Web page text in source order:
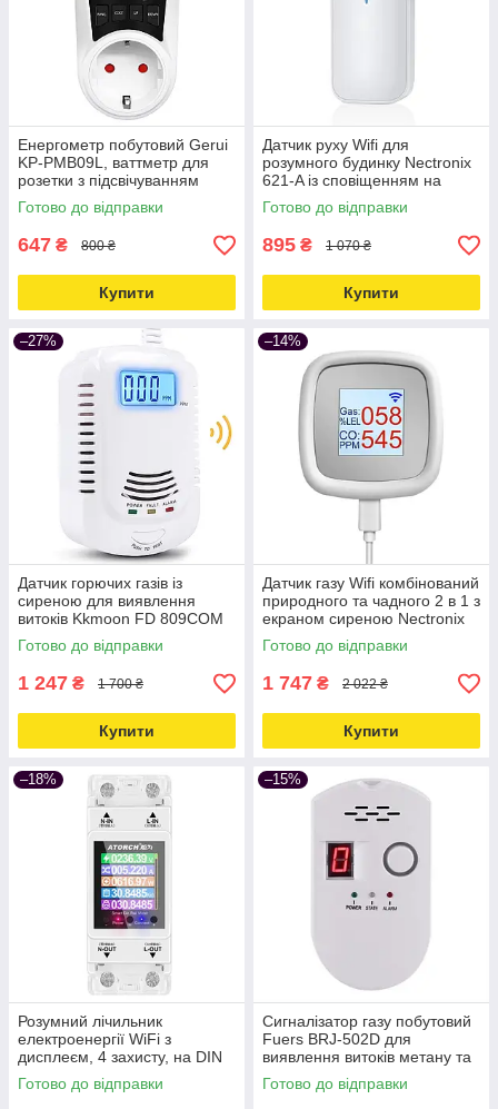
Енергометр побутовий Gerui
KP-PMB09L, ваттметр для
розетки з підсвічуванням
дисплея, білий Love&Life -
online-multimarket-
Готово до відправки
647 ₴ 800 ₴
Купити
Датчик руху Wifi для
розумного будинку Nectronix
621-A із сповіщенням на
смартфон Love&Life -online-
multimarket-
Готово до відправки
895 ₴ 1 070 ₴
Купити
–27%
Датчик горючих газів із
сиреною для виявлення
витоків Kkmoon FD 809COM
Love&Life -online-multimarket-
Готово до відправки
1 247 ₴ 1 700 ₴
Купити
–14%
Датчик газу Wifi комбінований
природного та чадного 2 в 1 з
екраном сиреною Nectronix
GLD-20 Love&Life -online-
multimarket-
Готово до відправки
1 747 ₴ 2 022 ₴
Купити
–18%
Розумний лічильник
електроенергії WiFi з
дисплеєм, 4 захисту, на DIN
рейку 100А Atorch AT2PW
Love&Life -online-multimarket-
Готово до відправки
–15%
Сигналізатор газу побутовий
Fuers BRJ-502D для
виявлення витоків метану та
пропан-бутану Love&Life -
online-multimarket-
Готово до відправки